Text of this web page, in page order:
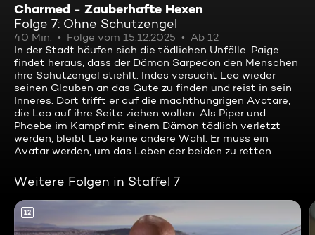
Charmed - Zauberhafte Hexen
Folge 7: Ohne Schutzengel
40 Min. Folge vom 15.12.2025
Ab 12
In der Stadt häufen sich die tödlichen Unfälle. Paige
findet heraus, dass der Dämon Sarpedon den Menschen
ihre Schutzengel stiehlt. Indes versucht Leo wieder
seinen Glauben an das Gute zu finden und reist in sein
Inneres. Dort trifft er auf die machthungrigen Avatare,
die Leo auf ihre Seite ziehen wollen. Als Piper und
Phoebe im Kampf mit einem Dämon tödlich verletzt
werden, bleibt Leo keine andere Wahl: Er muss ein
Avatar werden, um das Leben der beiden zu retten ...
Weitere Folgen in Staffel 7
12